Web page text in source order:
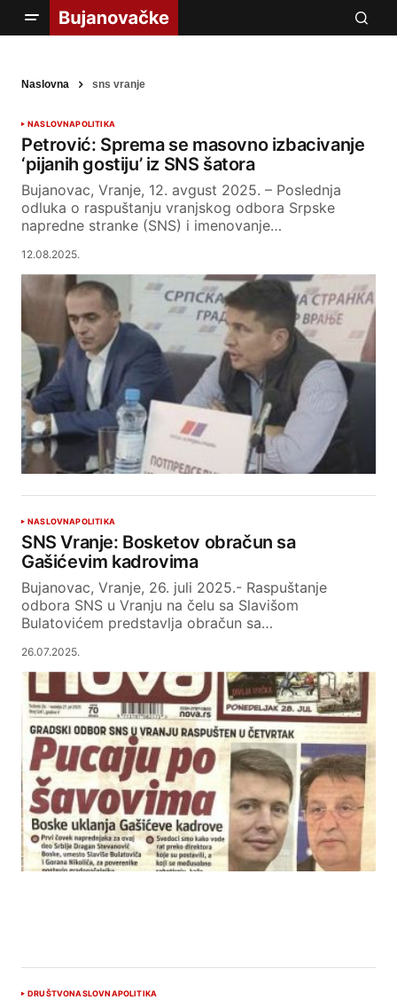
Naslovna sns vranje
NASLOVNAPOLITIKA
Petrović: Sprema se masovno izbacivanje
‘pijanih gostiju’ iz SNS šatora
Bujanovac, Vranje, 12. avgust 2025. – Poslednja
odluka o raspuštanju vranjskog odbora Srpske
napredne stranke (SNS) i imenovanje…
12.08.2025.
NASLOVNAPOLITIKA
SNS Vranje: Bosketov obračun sa
Gašićevim kadrovima
Bujanovac, Vranje, 26. juli 2025.- Raspuštanje
odbora SNS u Vranju na čelu sa Slavišom
Bulatovićem predstavlja obračun sa…
26.07.2025.
DRUŠTVONASLOVNAPOLITIKA